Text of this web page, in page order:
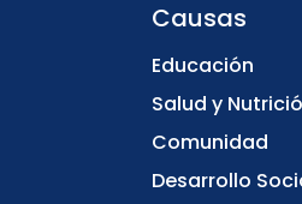
Causas
Educación
Salud y
Comunidad
Desarrollo